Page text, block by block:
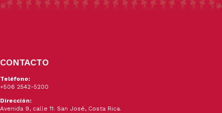
CONTACTO
Teléfono:
+506 2542-5200
Dirección:
Avenida 9, calle 11. San José, Costa Rica.